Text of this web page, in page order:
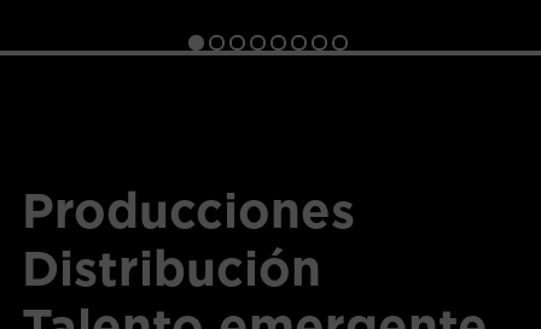
Producciones
Distribución